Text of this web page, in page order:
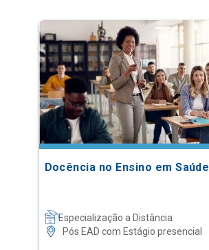
Docência no Ensino em Saúde
Especialização a Distância
Pós EAD com Estágio presencial